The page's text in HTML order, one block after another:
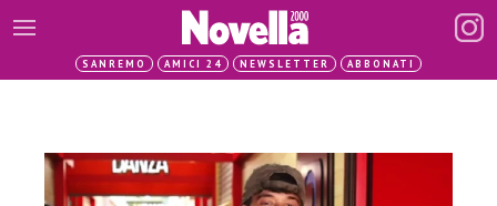
SANREMO AMICI 24 NEWSLETTER ABBONATI